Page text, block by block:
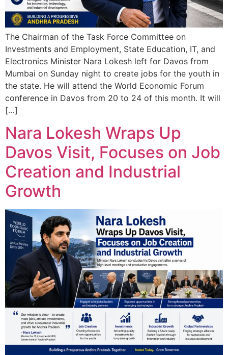
The Chairman of the Task Force Committee on
Investments and Employment, State Education, IT, and
Electronics Minister Nara Lokesh left for Davos from
Mumbai on Sunday night to create jobs for the youth in
the state. He will attend the World Economic Forum
conference in Davos from 20 to 24 of this month. It will
[…]
Nara Lokesh Wraps Up
Davos Visit, Focuses on Job
Creation and Industrial
Growth